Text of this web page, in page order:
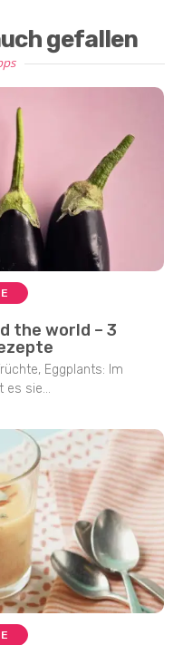
gefallen
the world – 3
Eggplants: Im
es sie...